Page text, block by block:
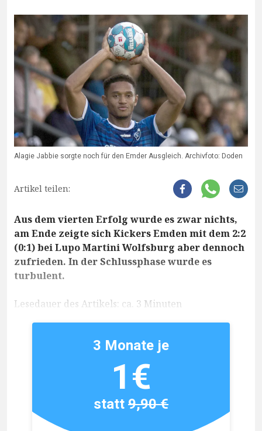
Alagie Jabbie sorgte noch für den Emder Ausgleich. Archivfoto: Doden
Artikel teilen:
Aus dem vierten Erfolg wurde es zwar nichts,
am Ende zeigte sich Kickers Emden mit dem 2:2
(0:1) bei Lupo Martini Wolfsburg aber dennoch
zufrieden. In der Schlussphase wurde es
turbulent.
Lesedauer des Artikels: ca. 3 Minuten
3 Monate je
1€
statt9,90 €